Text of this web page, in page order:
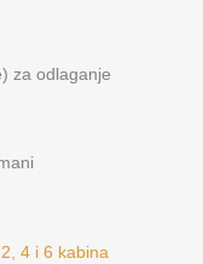
za odlaganje